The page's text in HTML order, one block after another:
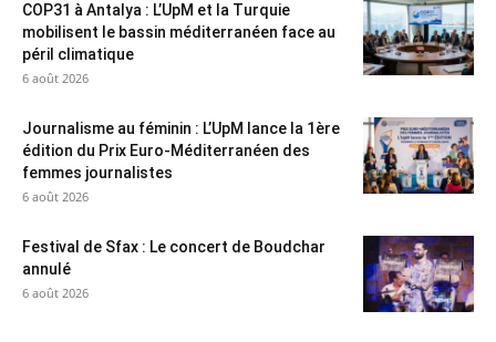
COP31 à Antalya : L’UpM et la Turquie
mobilisent le bassin méditerranéen face au
péril climatique
6 août 2026
Journalisme au féminin : L’UpM lance la 1ère
édition du Prix Euro-Méditerranéen des
femmes journalistes
6 août 2026
Festival de Sfax : Le concert de Boudchar
annulé
6 août 2026